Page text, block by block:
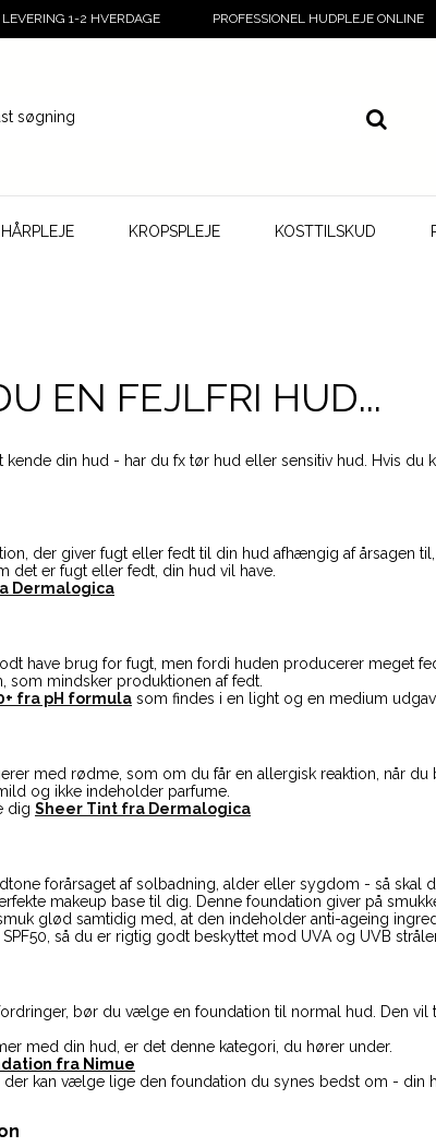
1-2 HVERDAGE PROFESSIONEL HUDPLEJE ONLINE
HÅRPLEJE KROPSPLEJE KOSTTILSKUD
EN FEJLFRI HUD...
din hud - har du fx tør hud eller sensitiv hud. Hvis
der giver fugt eller fedt til din hud afhængig af årsagen
det er fugt eller fedt, din hud vil have.
Dermalogica
have brug for fugt, men fordi huden producerer meget
som mindsker produktionen af fedt.
fra pH formulasom findes i en light og en medium
med rødme, som om du får en allergisk reaktion, når
og ikke indeholder parfume.
dig Sheer Tint fra Dermalogica
forårsaget af solbadning, alder eller sygdom - så skal
makeup base til dig. Denne foundation giver på
glød samtidig med, at den indeholder anti-ageing
så du er rigtig godt beskyttet mod UVA og UVB
bør du vælge en foundation til normal hud. Den
med din hud, er det denne kategori, du hører under.
fra Nimue
der kan vælge lige den foundation du synes bedst om - din